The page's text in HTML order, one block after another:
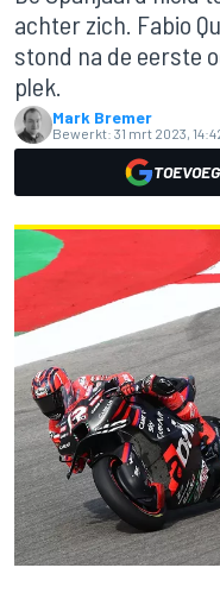
achter zich. Fabio
stond na de eerste
plek.
Mark Bremer
Bewerkt: 31 mrt 2023,